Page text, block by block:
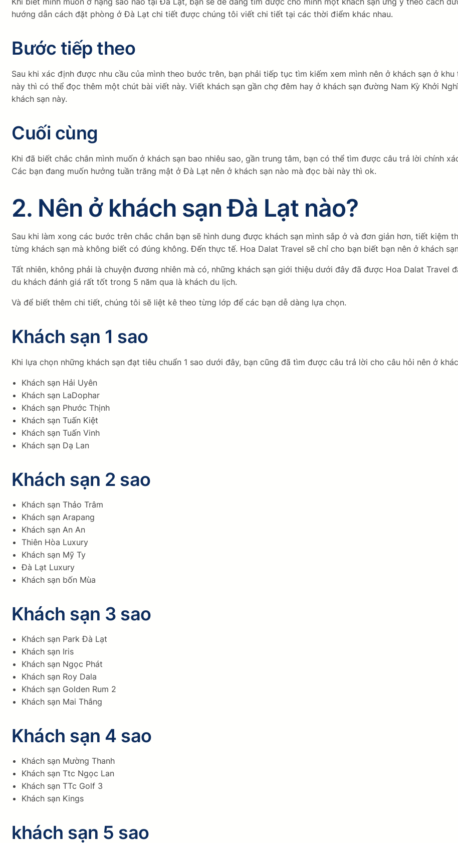
hướng dẫn cách đặt phòng ở Đà Lạt chi tiết được chúng tôi viết chi tiết tại các thời điểm khác nhau.
Bước tiếp theo
Sau khi xác định được nhu cầu của mình theo bước trên, bạn phải tiếp tục tìm kiếm xem mình nên ở khách sạn ở
này thì có thể đọc thêm một chút bài viết này. Viết khách sạn gần chợ đêm hay ở khách sạn đường Nam Kỳ Khởi
khách sạn này.
Cuối cùng
Khi đã biết chắc chắn mình muốn ở khách sạn bao nhiêu sao, gần trung tâm, bạn có thể tìm được câu trả lời chính
Các bạn đang muốn hưởng tuần trăng mật ở Đà Lạt nên ở khách sạn nào mà đọc bài này thì ok.
2. Nên ở khách sạn Đà Lạt nào?
Sau khi làm xong các bước trên chắc chắn bạn sẽ hình dung được khách sạn mình sắp ở và đơn giản hơn, tiết kiệm
từng khách sạn mà không biết có đúng không. Đến thực tế. Hoa Dalat Travel sẽ chỉ cho bạn biết bạn nên ở khách
Tất nhiên, không phải là chuyện đương nhiên mà có, những khách sạn giới thiệu dưới đây đã được Hoa Dalat Travel
du khách đánh giá rất tốt trong 5 năm qua là khách du lịch.
Và để biết thêm chi tiết, chúng tôi sẽ liệt kê theo từng lớp để các bạn dễ dàng lựa chọn.
Khách sạn 1 sao
Khi lựa chọn những khách sạn đạt tiêu chuẩn 1 sao dưới đây, bạn cũng đã tìm được câu trả lời cho câu hỏi nên ở
Khách sạn Hải Uyên
Khách sạn LaDophar
Khách sạn Phước Thịnh
Khách sạn Tuấn Kiệt
Khách sạn Tuấn Vinh
Khách sạn Dạ Lan
Khách sạn 2 sao
Khách sạn Thảo Trâm
Khách sạn Arapang
Khách sạn An An
Thiên Hòa Luxury
Khách sạn Mỹ Ty
Đà Lạt Luxury
Khách sạn bốn Mùa
Khách sạn 3 sao
Khách sạn Park Đà Lạt
Khách sạn Iris
Khách sạn Ngọc Phát
Khách sạn Roy Dala
Khách sạn Golden Rum 2
Khách sạn Mai Thắng
Khách sạn 4 sao
Khách sạn Mường Thanh
Khách sạn Ttc Ngọc Lan
Khách sạn TTc Golf 3
Khách sạn Kings
khách sạn 5 sao